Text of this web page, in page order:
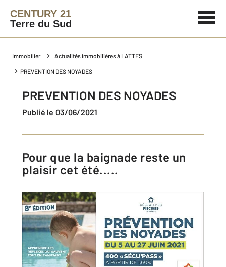
CENTURY 21
Terre du Sud
Immobilier Actualités immobilières à LATTES
PREVENTION DES NOYADES
PREVENTION DES NOYADES
Publié le 03/06/2021
Pour que la baignade reste un
plaisir cet été.....